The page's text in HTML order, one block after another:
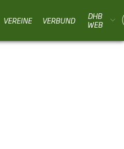
VEREINE VERBUND
DHB
WEB